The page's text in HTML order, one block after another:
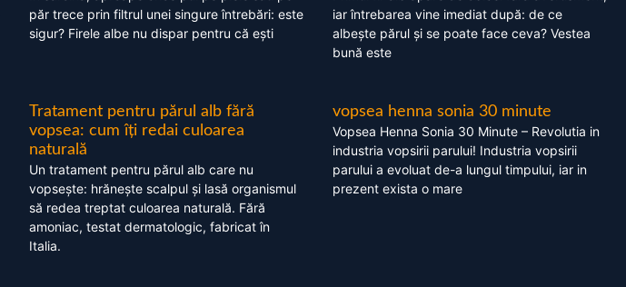
păr trece prin filtrul unei singure întrebări: este
sigur? Firele albe nu dispar pentru că ești
iar întrebarea vine imediat după: de ce
albește părul și se poate face ceva? Vestea
bună este
Tratament pentru părul alb fără
vopsea: cum îți redai culoarea
naturală
Un tratament pentru părul alb care nu
vopsește: hrănește scalpul și lasă organismul
să redea treptat culoarea naturală. Fără
amoniac, testat dermatologic, fabricat în
Italia.
vopsea henna sonia 30 minute
Vopsea Henna Sonia 30 Minute – Revolutia in
industria vopsirii parului! Industria vopsirii
parului a evoluat de-a lungul timpului, iar in
prezent exista o mare